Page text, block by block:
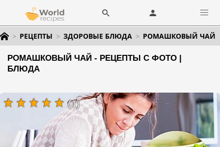
РЕЦЕПТЫ ЗДОРОВЫЕ БЛЮДА РОМАШКОВЫЙ ЧАЙ
РОМАШКОВЫЙ ЧАЙ - РЕЦЕПТЫ С ФОТО |
БЛЮДА
(1)